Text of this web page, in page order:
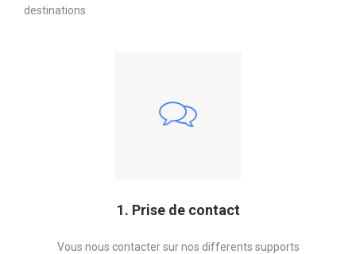
destinations
1. Prise de contact
Vous nous contacter sur nos differents supports